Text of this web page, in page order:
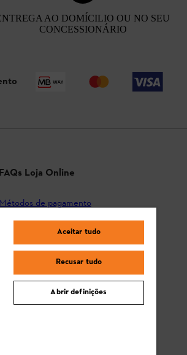
AO DOMÍCILIO OU NO SEU
CONCESSIONÁRIO
FAQs Loja Online
de pagamento
Envio e entrega
Devolução
STIHL Orange Deals
Aceitar tudo
Recusar tudo
Abrir definições